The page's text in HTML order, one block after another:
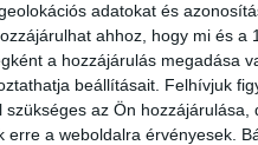
adatokat és
ahhoz, hogy mi és
a hozzájárulás megadása
beállításait. Felhívjuk
az Ön hozzájárulása,
erre a weboldalra érvényesek.